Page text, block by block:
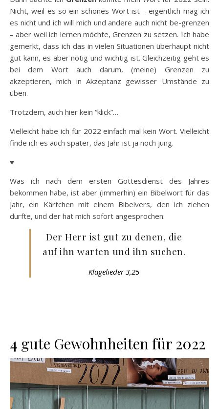
Nicht, weil es so ein schönes Wort ist – eigentlich mag ich
es nicht und ich will mich und andere auch nicht be-grenzen
– aber weil ich lernen möchte, Grenzen zu setzen. Ich habe
gemerkt, dass ich das in vielen Situationen überhaupt nicht
gut kann, es aber nötig und wichtig ist. Gleichzeitig geht es
bei dem Wort auch darum, (meine) Grenzen zu
akzeptieren, mich in Akzeptanz gewisser Umstände zu
üben.
Trotzdem, auch hier kein “klick”…
Vielleicht habe ich für 2022 einfach mal kein Wort. Vielleicht
finde ich es auch später, das Jahr ist ja noch jung.
♥
Was ich nach dem ersten Gottesdienst des Jahres
bekommen habe, ist aber (immerhin) ein Bibelwort für das
Jahr, ein Kärtchen mit einem Bibelvers, den ich ziehen
durfte, und der hat mich sofort angesprochen:
Der Herr ist gut zu denen, die
auf ihn warten und ihn suchen.
Klagelieder 3,25
4 gute Gewohnheiten für 2022